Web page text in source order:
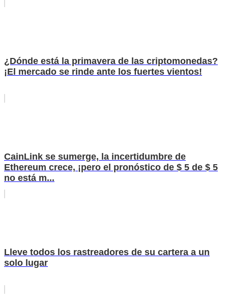
¿Dónde está la primavera de las criptomonedas?
¡El mercado se rinde ante los fuertes vientos!
CainLink se sumerge, la incertidumbre de
Ethereum crece, ¡pero el pronóstico de $ 5 de $ 5
no está m...
Lleve todos los rastreadores de su cartera a un
solo lugar